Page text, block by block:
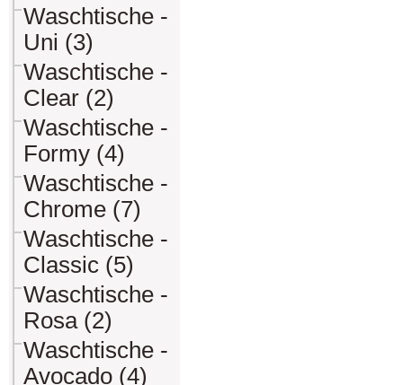
Waschtische -
Uni (3)
Waschtische -
Clear (2)
Waschtische -
Formy (4)
Waschtische -
Chrome (7)
Waschtische -
Classic (5)
Waschtische -
Rosa (2)
Waschtische -
Avocado (4)